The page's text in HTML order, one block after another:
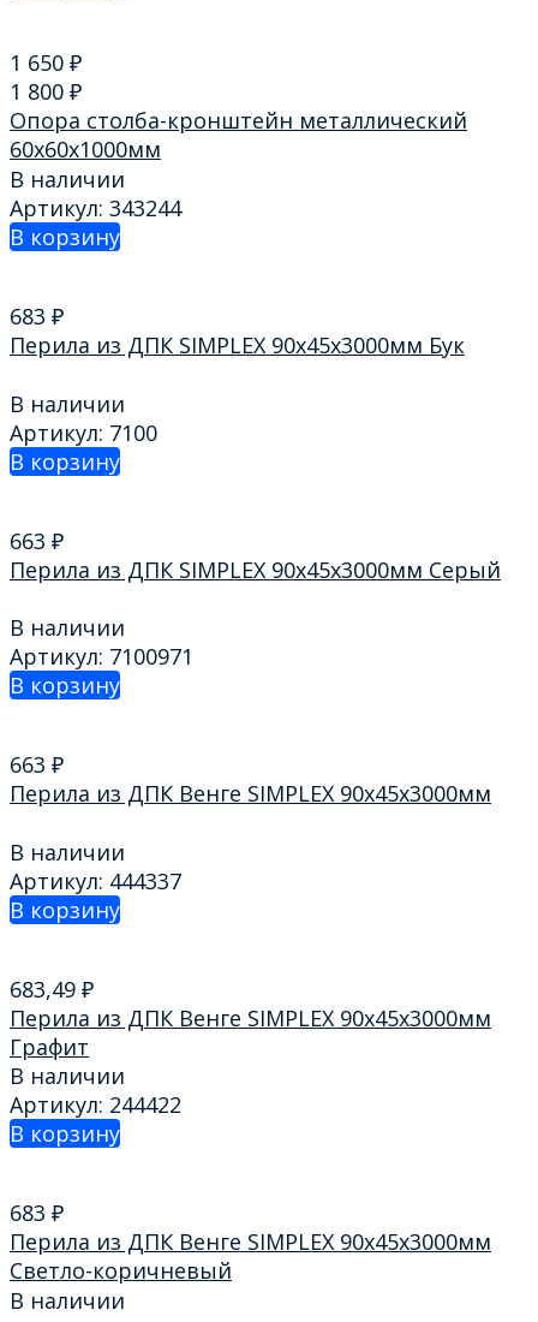
1 650 ₽
1 800 ₽
Опора столба-кронштейн металлический
60х60х1000мм
В наличии
Артикул: 343244
В корзину
683 ₽
Перила из ДПК SIMPLEX 90х45х3000мм Бук
В наличии
Артикул: 7100
В корзину
663 ₽
Перила из ДПК SIMPLEX 90х45х3000мм Серый
В наличии
Артикул: 7100971
В корзину
663 ₽
Перила из ДПК Венге SIMPLEX 90х45х3000мм
В наличии
Артикул: 444337
В корзину
683,49 ₽
Перила из ДПК Венге SIMPLEX 90х45х3000мм
Графит
В наличии
Артикул: 244422
В корзину
683 ₽
Перила из ДПК Венге SIMPLEX 90х45х3000мм
Светло-коричневый
В наличии